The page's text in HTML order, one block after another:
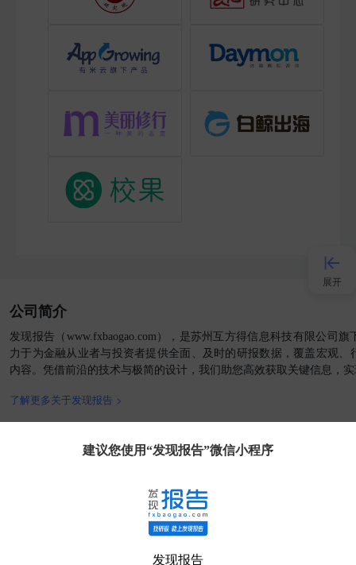
公司简介
发现报告（www.fxbaogao.com），是苏州互方得信息科技有限公司
力于为金融从业者与投资者提供全面、及时的研报数据，覆盖宏观、
内容。凭借前沿的技术与极简的设计，我们助您高效获取关键信息，
了解更多关于发现报告 >
客户端
建议您使用“发现报告”微信小程序
发现报告
展开
接入AI
小程序
APP